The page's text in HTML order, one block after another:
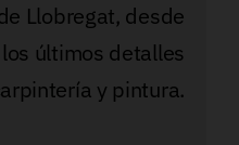
Llobregat, desde
últimos detalles
y pintura.